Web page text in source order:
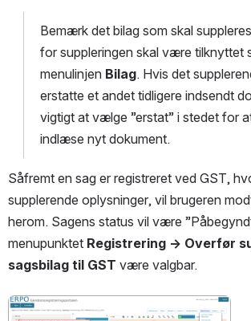
Bemærk det bilag som skal
for suppleringen skal være tilknyttet
menulinjen Bilag. Hvis det
erstatte et andet tidligere indsendt
vigtigt at vælge ”erstat” i stedet for
indlæse nyt dokument.
Såfremt en sag er registreret ved GST,
supplerende oplysninger, vil brugeren
herom. Sagens status vil være
menupunktet Registrering → Overfør
sagsbilag til GST være valgbar.
Open